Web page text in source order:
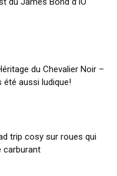
du Chevalier Noir –
été aussi ludique!
trip cosy sur roues qui
carburant